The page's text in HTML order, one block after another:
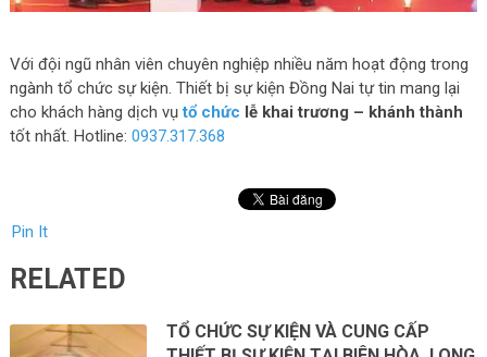
Với đội ngũ nhân viên chuyên nghiệp nhiều năm hoạt động trong
ngành tổ chức sự kiện. Thiết bị sự kiện Đồng Nai tự tin mang lại
cho khách hàng dịch vụtổ chức lễ khai trương – khánh thành
tốt nhất. Hotline: 0937.317.368
Pin It
RELATED
TỔ CHỨC SỰ KIỆN VÀ CUNG CẤP